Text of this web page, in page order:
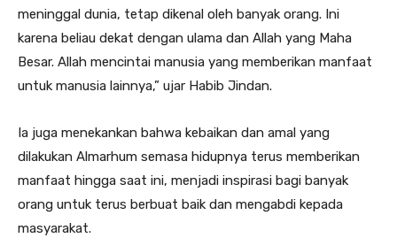
meninggal dunia, tetap dikenal oleh banyak orang. Ini
karena beliau dekat dengan ulama dan Allah yang Maha
Besar. Allah mencintai manusia yang memberikan manfaat
untuk manusia lainnya,” ujar Habib Jindan.
Ia juga menekankan bahwa kebaikan dan amal yang
dilakukan Almarhum semasa hidupnya terus memberikan
manfaat hingga saat ini, menjadi inspirasi bagi banyak
orang untuk terus berbuat baik dan mengabdi kepada
masyarakat.